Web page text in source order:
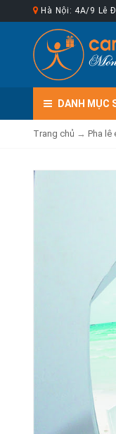
Hà Nội: 4A/9 Lê
DANH MỤC
Trang chủ → Pha lê